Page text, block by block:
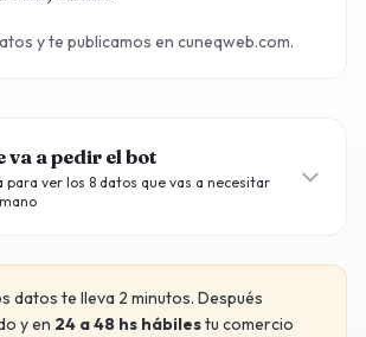
y te publicamos en cuneqweb.com.
va a pedir el bot
para ver los 8 datos que vas a necesitar
datos te lleva 2 minutos. Después
y en 24 a 48 hs hábilestu comercio